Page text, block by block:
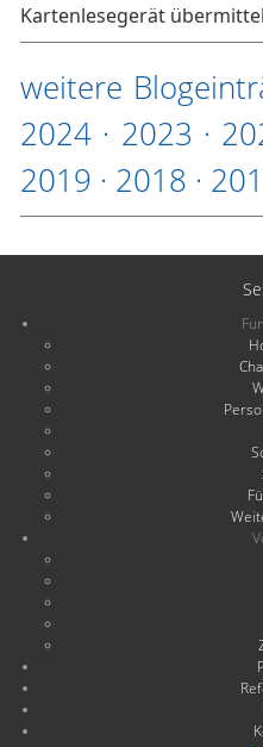
Kartenlesegerät
weitere
2024 · 2023 ·
2019 · 2018 ·